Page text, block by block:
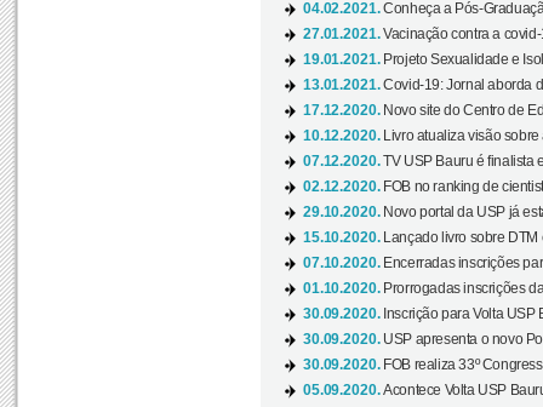
04.02.2021.Conheça a Pós-
27.01.2021.Vacinação contra a
19.01.2021. Projeto Sexualidade e
13.01.2021.Covid-19: Jornal aborda
17.12.2020. Novo site do Centro de
10.12.2020.
Livro atualiza visão
07.12.2020.TV USP Bauru é finalista
02.12.2020. FOB no ranking de
29.10.2020. Novo portal da USP já
15.10.2020.
Lançado livro sobre
07.10.2020. Encerradas inscrições
01.10.2020. Prorrogadas inscrições
30.09.2020. Inscrição para Volta USP
30.09.2020. USP apresenta o novo
30.09.2020. FOB realiza 33º
05.09.2020.Acontece Volta USP